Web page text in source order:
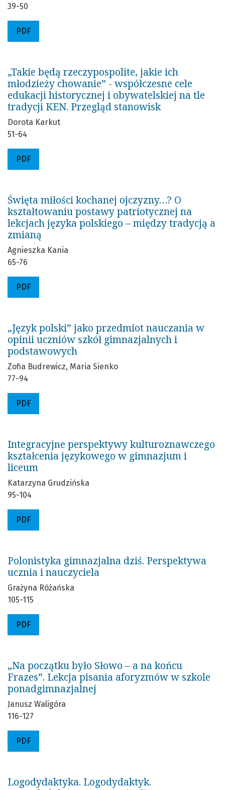
39-50
PDF
„Takie będą rzeczypospolite, jakie ich
młodzieży chowanie” - współczesne cele
edukacji historycznej i obywatelskiej na tle
tradycji KEN. Przegląd stanowisk
Dorota Karkut
51-64
PDF
Święta miłości kochanej ojczyzny…? O
kształtowaniu postawy patriotycznej na
lekcjach języka polskiego – między tradycją a
zmianą
Agnieszka Kania
65-76
PDF
„Język polski” jako przedmiot nauczania w
opinii uczniów szkół gimnazjalnych i
podstawowych
Zofia Budrewicz, Maria Sienko
77-94
PDF
Integracyjne perspektywy kulturoznawczego
kształcenia językowego w gimnazjum i
liceum
Katarzyna Grudzińska
95-104
PDF
Polonistyka gimnazjalna dziś. Perspektywa
ucznia i nauczyciela
Grażyna Różańska
105-115
PDF
„Na początku było Słowo – a na końcu
Frazes”. Lekcja pisania aforyzmów w szkole
ponadgimnazjalnej
Janusz Waligóra
116-127
PDF
Logodydaktyka. Logodydaktyk.